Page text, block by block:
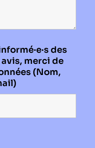
des
merci de
(Nom,